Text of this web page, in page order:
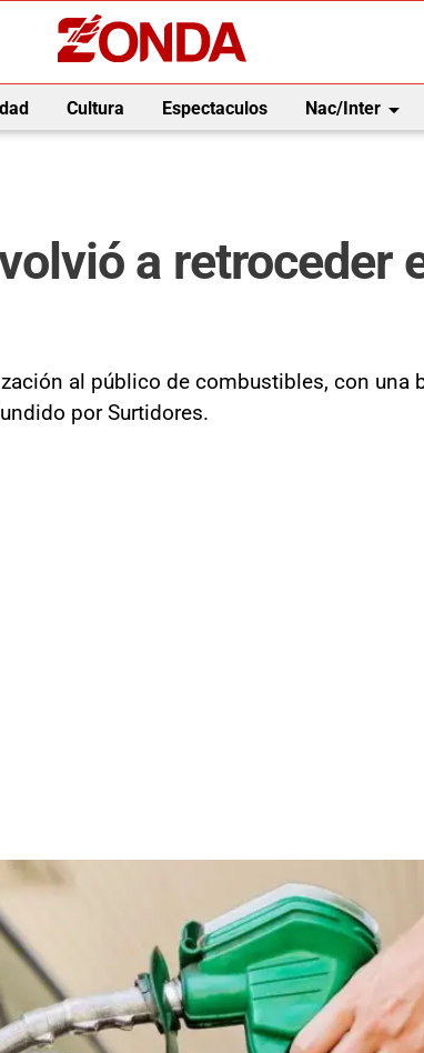
Cultura Espectaculos Nac/Interarrow_drop_down
a retroceder
al público de combustibles, con una
por Surtidores.